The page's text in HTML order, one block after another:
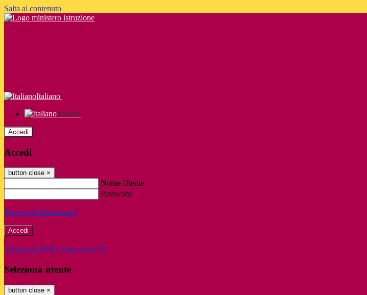
Salta al contenuto
Italiano
Italiano
Accedi
Accedi
button close ×
Nome Utente
Password
Password dimenticata?
-
Entra con SPID Entra con CIE
Seleziona utente
button close ×